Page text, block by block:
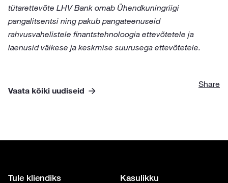
tütarettevõte LHV Bank omab Ühendkuningriigi
pangalitsentsi ning pakub pangateenuseid
rahvusvahelistele finantstehnoloogia ettevõtetele ja
laenusid väikese ja keskmise suurusega ettevõtetele.
Share
Vaata kõiki uudiseid
Tule kliendiks Kasulikku